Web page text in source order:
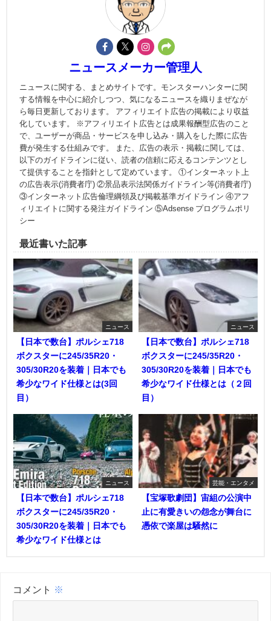
ニュースメーカー管理人
ニュースに関する、まとめサイトです。モンスターハンターに関
する情報を中心に紹介しつつ、気になるニュースを織りまぜなが
ら毎日更新しております。 アフィリエイト広告の掲載により収益
化しています。 ※アフィリエイト広告とは成果報酬型広告のこと
で、ユーザーが商品・サービスを申し込み・購入をした際に広告
費が発生する仕組みです。 また、広告の表示・掲載に関しては、
以下のガイドラインに従い、読者の信頼に応えるコンテンツとし
て提供することを指針として定めています。 ①インターネット上
の広告表示(消費者庁) ②景品表示法関係ガイドライン等(消費者庁)
③インターネット広告倫理綱領及び掲載基準ガイドライン ④アフ
ィリエイトに関する発注ガイドライン ⑤Adsense プログラムポリ
シー
最近書いた記事
ニュース
【日本で数台】ポルシェ718
ボクスターに245/35R20・
305/30R20を装着｜日本でも
希少なワイド仕様とは(3回
目）
ニュース
【日本で数台】ポルシェ718
ボクスターに245/35R20・
305/30R20を装着｜日本でも
希少なワイド仕様とは（２回
目）
ニュース
【日本で数台】ポルシェ718
ボクスターに245/35R20・
305/30R20を装着｜日本でも
希少なワイド仕様とは
芸能・エンタメ
【宝塚歌劇団】宙組の公演中
止に有愛きいの怨念が舞台に
憑依で楽屋は騒然に
コメント ※